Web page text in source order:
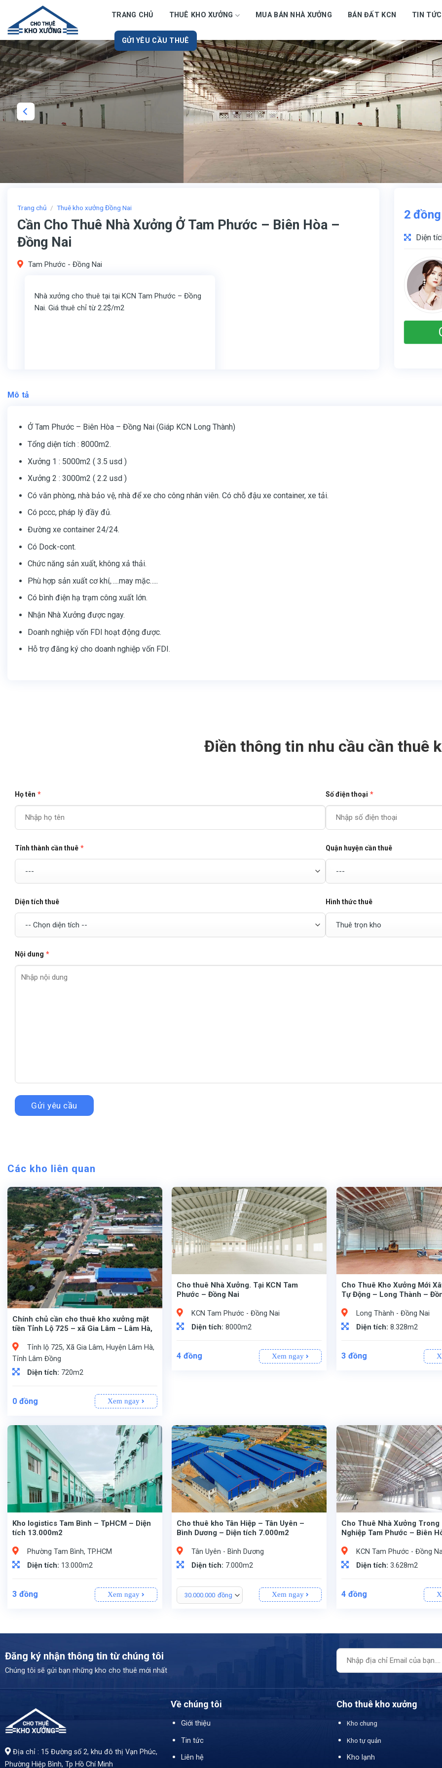
content
TRANG CHỦ THUÊ KHO XƯỞNG MUA BÁN NHÀ XƯỞNG BÁN ĐẤT KCN TIN TỨC
GỬI YÊU CẦU THUÊ
Trang chủ / Thuê kho xưởng Đồng Nai
Cần Cho Thuê Nhà Xưởng Ở Tam Phước – Biên Hòa –
Đồng Nai
Tam Phước - Đồng Nai
Nhà xưởng cho thuê tại tại KCN Tam Phước – Đồng
Nai. Giá thuê chỉ từ 2.2$/m2
2 đồng
Diện
Mô tả
Ở Tam Phước – Biên Hòa – Đồng Nai (Giáp KCN Long Thành)
Tổng diện tích : 8000m2.
Xưởng 1 : 5000m2 ( 3.5 usd )
Xưởng 2 : 3000m2 ( 2.2 usd )
Có văn phòng, nhà bảo vệ, nhà để xe cho công nhân viên. Có chỗ đậu xe container, xe tải.
Có pccc, pháp lý đầy đủ.
Đường xe container 24/24.
Có Dock-cont.
Chức năng sản xuất, không xả thải.
Phù hợp sản xuất cơ khí,…..may mặc…..
Có bình điện hạ trạm công xuất lớn.
Nhận Nhà Xưởng được ngay.
Doanh nghiệp vốn FDI hoạt động được.
Hỗ trợ đăng ký cho doanh nghiệp vốn FDI.
Điền thông tin nhu cầu cần thuê
Họ tên * Số điện thoại *
Tỉnh thành cần thuê * Quận huyện cần thuê
Diện tích thuê Hình thức thuê
Nội dung *
Các kho liên quan
Chính chủ cần cho thuê kho xưởng mặt
tiền Tỉnh Lộ 725 – xã Gia Lâm – Lâm Hà,
Tỉnh lộ 725, Xã Gia Lâm, Huyện Lâm Hà,
Tỉnh Lâm Đồng
Diện tích: 720m2
0 đồng Xem ngay
Cho thuê Nhà Xưởng. Tại KCN Tam
Phước – Đồng Nai
KCN Tam Phước - Đồng Nai
Diện tích:8000m2
4 đồng Xem ngay
Cho Thuê Kho Xưởng Mới
Tự Động – Long Thành –
Long Thành - Đồng Nai
Diện tích: 8.328m2
3 đồng
Kho logistics Tam Bình – TpHCM – Diện
tích 13.000m2
Phường Tam Bình, TP.HCM
Diện tích: 13.000m2
3 đồng Xem ngay
Cho thuê kho Tân Hiệp – Tân Uyên –
Bình Dương – Diện tích 7.000m2
Tân Uyên - Bình Dương
Diện tích: 7.000m2
30.000.000 đồng Xem ngay
Cho Thuê Nhà Xưởng Trong
Nghiệp Tam Phước – Biên
KCN Tam Phước - Đồng
Diện tích: 3.628m2
4 đồng
Đăng ký nhận thông tin từ chúng tôi
Chúng tôi sẽ gửi bạn những kho cho thuê mới nhất
Địa chỉ : 15 Đường số 2, khu đô thị Vạn Phúc,
Phường Hiệp Bình, Tp Hồ Chí Minh
Về chúng tôi
Giới thiệu
Tin tức
Liên hệ
Cho thuê kho xưởng
Kho chung
Kho tự quản
Kho lạnh